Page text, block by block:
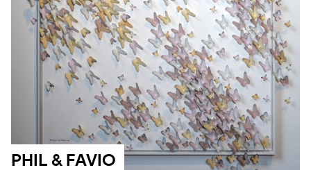
PHIL & FAVIO